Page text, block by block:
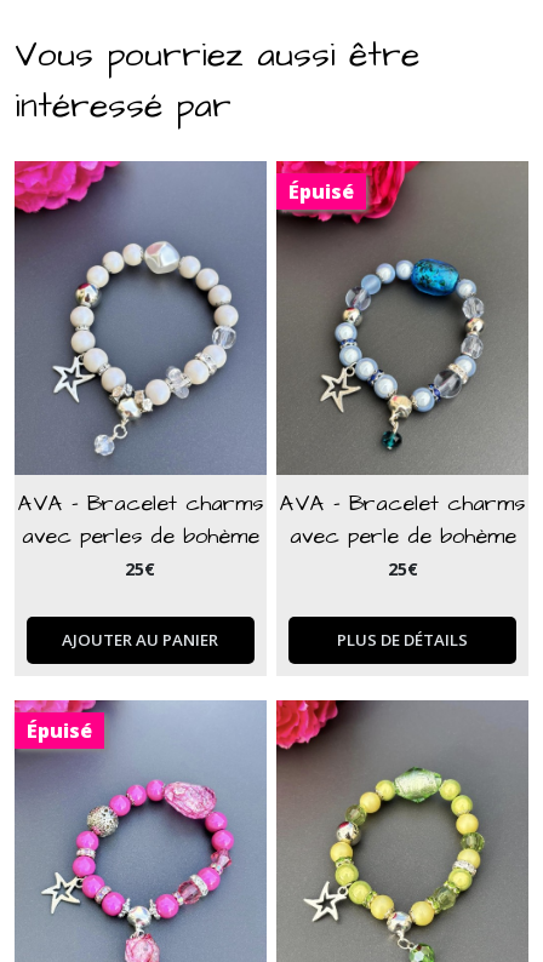
Vous pourriez aussi être
intéressé par
AVA - Bracelet charms
avec perles de bohème
blanc
25€
AJOUTER AU PANIER
Épuisé
AVA - Bracelet charms
avec perle de bohème
et murano bleu
25€
PLUS DE DÉTAILS
Épuisé